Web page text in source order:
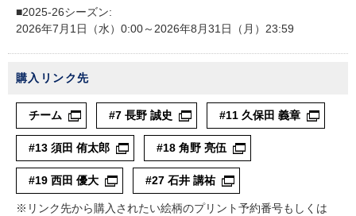
プリペイドサービス
行政サービス
保険
学び・教育
スマホプリペイド
オンラインフォトサービス
コインランドリー（店舗限定）
宅配ロッカー（店舗限定）
JTB
売上高、店舗数推移
データで見るセブン‐イレブン
セブン‐イレブンの「商品力」
セブン-イレブンの横顔
サステナビリティニュース
報告書ライブラリー
English (Services)
中文[繁體字](服務)
ภาษาไทย(บริการ)
■2025-26シーズン:
2026年7月1日（水）0:00～2026年8月31日（月）23:59
購入リンク先
チーム #7 長野 誠史 #11 久保田 義章
#13 須田 侑太郎 #18 角野 亮伍
#19 西田 優大 #27 石井 講祐
※リンク先から購入されたい絵柄のプリント予約番号もしくは